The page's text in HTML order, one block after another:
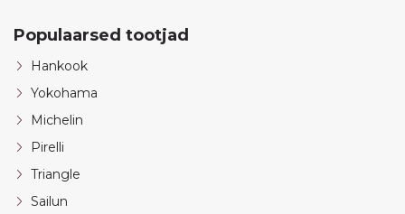
Populaarsed tootjad
Hankook
Yokohama
Michelin
Pirelli
Triangle
Sailun